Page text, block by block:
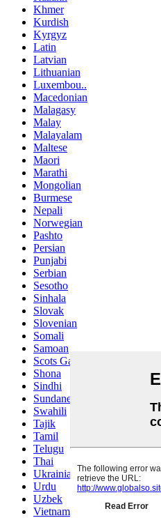
Khmer
Kurdish
Kyrgyz
Latin
Latvian
Lithuanian
Luxembou..
Macedonian
Malagasy
Malay
Malayalam
Maltese
Maori
Marathi
Mongolian
Burmese
Nepali
Norwegian
Pashto
Persian
Punjabi
Serbian
Sesotho
Sinhala
Slovak
Slovenian
Somali
Samoan
Scots Gaelic
Shona
Sindhi
Sundanese
Swahili
Tajik
Tamil
Telugu
Thai
Ukrainian
Urdu
Uzbek
Vietnamese